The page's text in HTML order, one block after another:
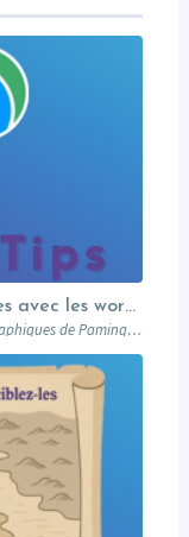
Visualiser et piloter vos campagnes avec les workflows graphiques Paminga.
Découvrez comment le moteur de workflows graphiques de Paminga vous permet de visualiser toute la logique de vos campagnes en un seul coup d’œil — branches conditionnelles, AB tests, waits et intégration Salesforce.